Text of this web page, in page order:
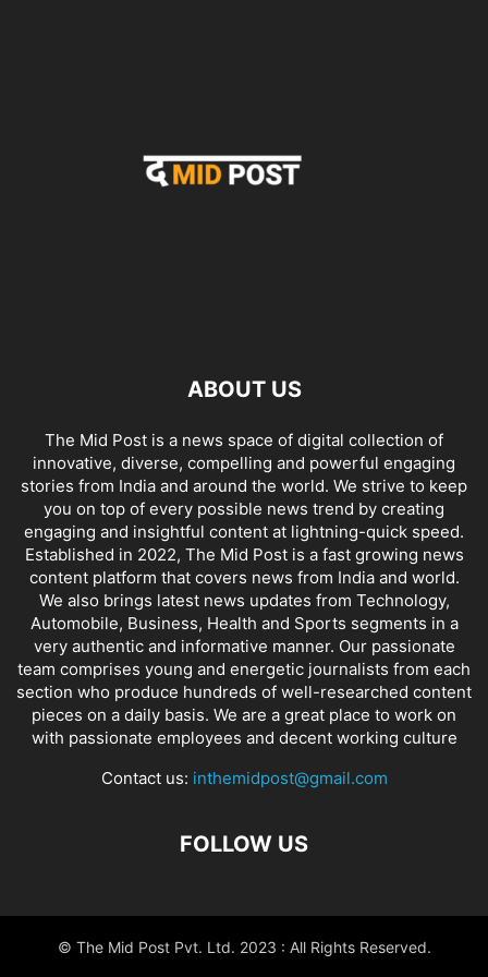
ABOUT US
The Mid Post is a news space of digital collection of
innovative, diverse, compelling and powerful engaging
stories from India and around the world. We strive to keep
you on top of every possible news trend by creating
engaging and insightful content at lightning-quick speed.
Established in 2022, The Mid Post is a fast growing news
content platform that covers news from India and world.
We also brings latest news updates from Technology,
Automobile, Business, Health and Sports segments in a
very authentic and informative manner. Our passionate
team comprises young and energetic journalists from each
section who produce hundreds of well-researched content
pieces on a daily basis. We are a great place to work on
with passionate employees and decent working culture
Contact us: inthemidpost@gmail.com
FOLLOW US
© The Mid Post Pvt. Ltd. 2023 : All Rights Reserved.